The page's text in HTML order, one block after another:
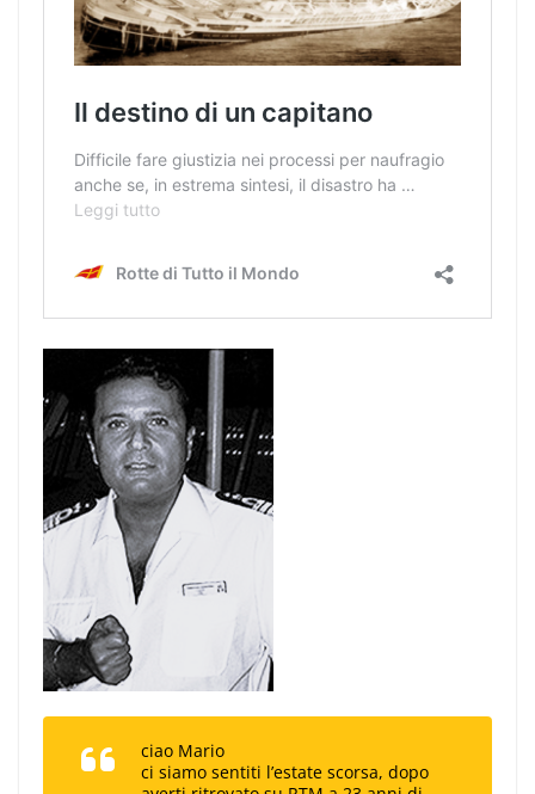
ciao Mario
ci siamo sentiti l’estate scorsa, dopo